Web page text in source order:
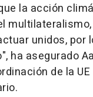
la acción
unidos, por
ha asegurado
de la